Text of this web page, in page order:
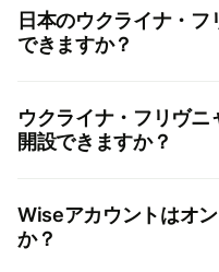
日本のウクライナ・
できますか？
ウクライナ・フリヴ
開設できますか？
Wiseアカウントはオ
か？